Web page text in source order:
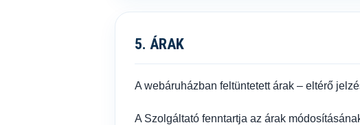
5. ÁRAK
A webáruházban feltüntetett árak – eltérő
A Szolgáltató fenntartja az árak